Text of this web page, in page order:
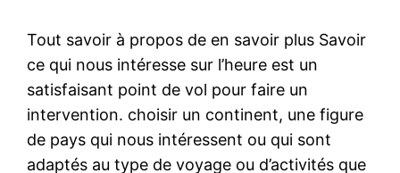
Tout savoir à propos de en savoir plus Savoir
ce qui nous intéresse sur l’heure est un
satisfaisant point de vol pour faire un
intervention. choisir un continent, une figure
de pays qui nous intéressent ou qui sont
adaptés au type de voyage ou d’activités que